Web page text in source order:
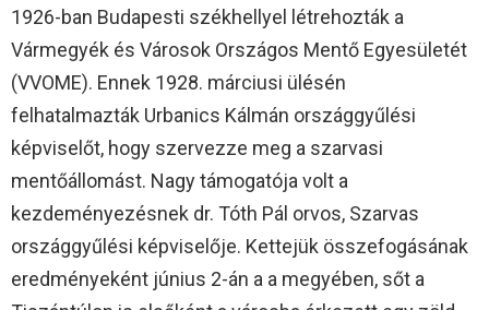
1926-ban Budapesti székhellyel létrehozták a
Vármegyék és Városok Országos Mentő Egyesületét
(VVOME). Ennek 1928. márciusi ülésén
felhatalmazták Urbanics Kálmán országgyűlési
képviselőt, hogy szervezze meg a szarvasi
mentőállomást. Nagy támogatója volt a
kezdeményezésnek dr. Tóth Pál orvos, Szarvas
országgyűlési képviselője. Kettejük összefogásának
eredményeként június 2-án a a megyében, sőt a